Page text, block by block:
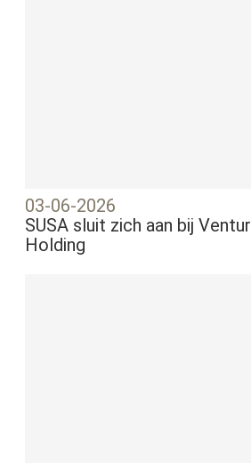
03-06-2026
SUSA sluit zich aan bij
Holding